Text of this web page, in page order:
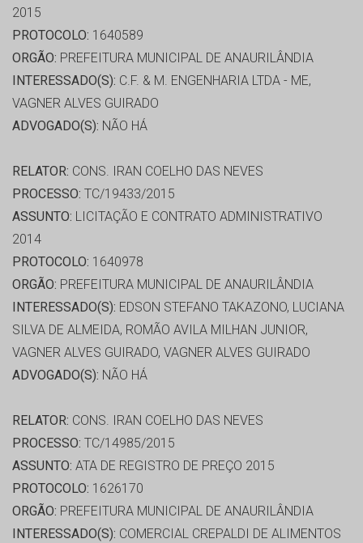
2015
PROTOCOLO: 1640589
ORGÃO: PREFEITURA MUNICIPAL DE ANAURILÂNDIA
INTERESSADO(S): C.F. & M. ENGENHARIA LTDA - ME,
VAGNER ALVES GUIRADO
ADVOGADO(S): NÃO HÁ
RELATOR: CONS. IRAN COELHO DAS NEVES
PROCESSO: TC/19433/2015
ASSUNTO: LICITAÇÃO E CONTRATO ADMINISTRATIVO
2014
PROTOCOLO: 1640978
ORGÃO: PREFEITURA MUNICIPAL DE ANAURILÂNDIA
INTERESSADO(S): EDSON STEFANO TAKAZONO, LUCIANA
SILVA DE ALMEIDA, ROMÃO AVILA MILHAN JUNIOR,
VAGNER ALVES GUIRADO, VAGNER ALVES GUIRADO
ADVOGADO(S): NÃO HÁ
RELATOR: CONS. IRAN COELHO DAS NEVES
PROCESSO: TC/14985/2015
ASSUNTO: ATA DE REGISTRO DE PREÇO 2015
PROTOCOLO: 1626170
ORGÃO: PREFEITURA MUNICIPAL DE ANAURILÂNDIA
INTERESSADO(S): COMERCIAL CREPALDI DE ALIMENTOS